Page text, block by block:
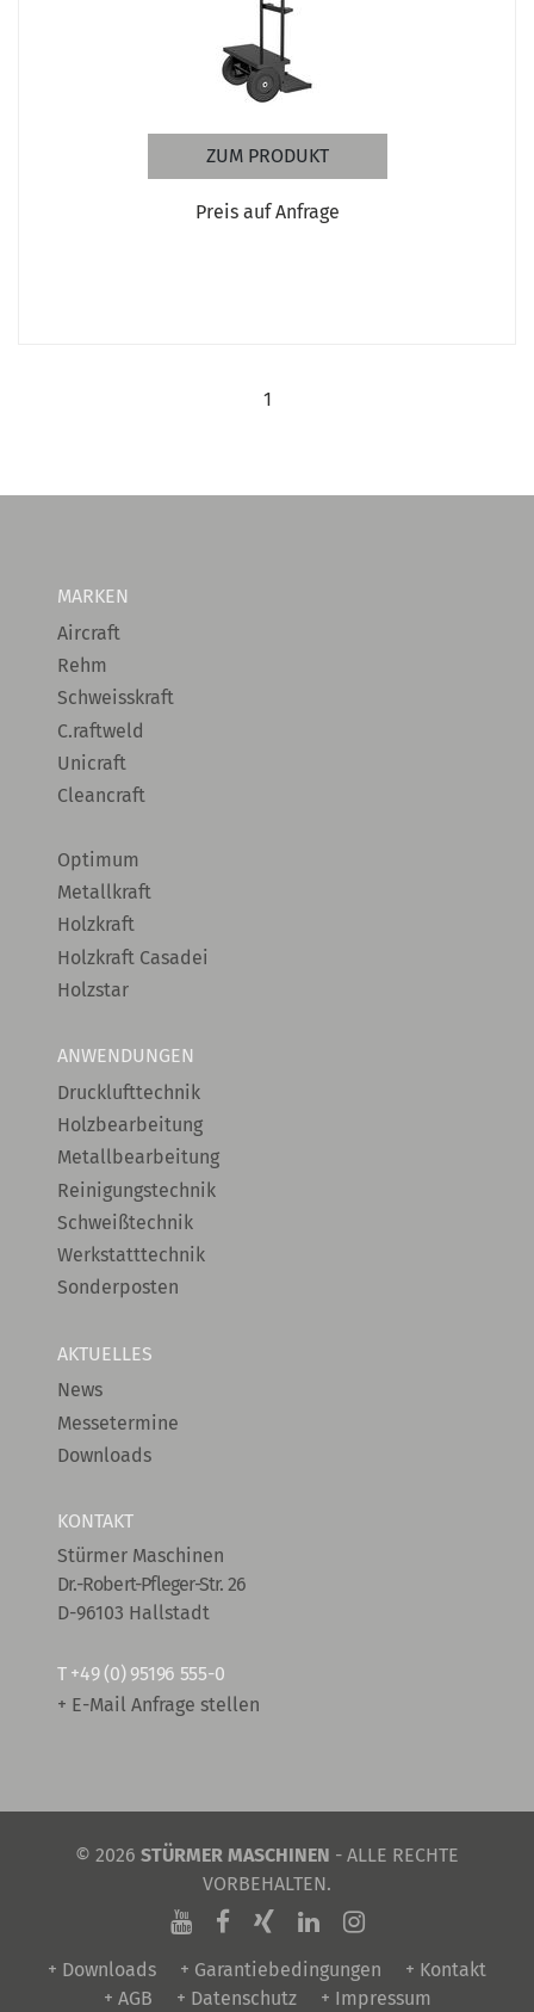
ZUM PRODUKT
Preis auf Anfrage
1
MARKEN
Aircraft
Rehm
Schweisskraft
C.raftweld
Unicraft
Cleancraft
Optimum
Metallkraft
Holzkraft
Holzkraft Casadei
Holzstar
ANWENDUNGEN
Drucklufttechnik
Holzbearbeitung
Metallbearbeitung
Reinigungstechnik
Schweißtechnik
Werkstatttechnik
Sonderposten
AKTUELLES
News
Messetermine
Downloads
KONTAKT
Stürmer Maschinen
Dr.-Robert-Pfleger-Str. 26
D-96103 Hallstadt
T +49 (0) 95196 555-0
+ E-Mail Anfrage stellen
© 2026 STÜRMER MASCHINEN - ALLE RECHTE
VORBEHALTEN.
+ Downloads + Garantiebedingungen
+ Kontakt
+ AGB
+ Datenschutz + Impressum